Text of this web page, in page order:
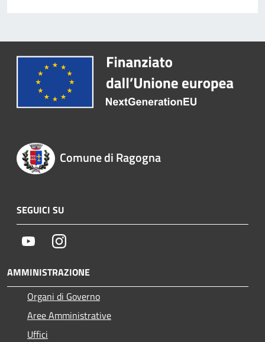
Comune di Ragogna
SEGUICI SU
YoutubeInstagram
AMMINISTRAZIONE
Organi di Governo
Aree Amministrative
Uffici